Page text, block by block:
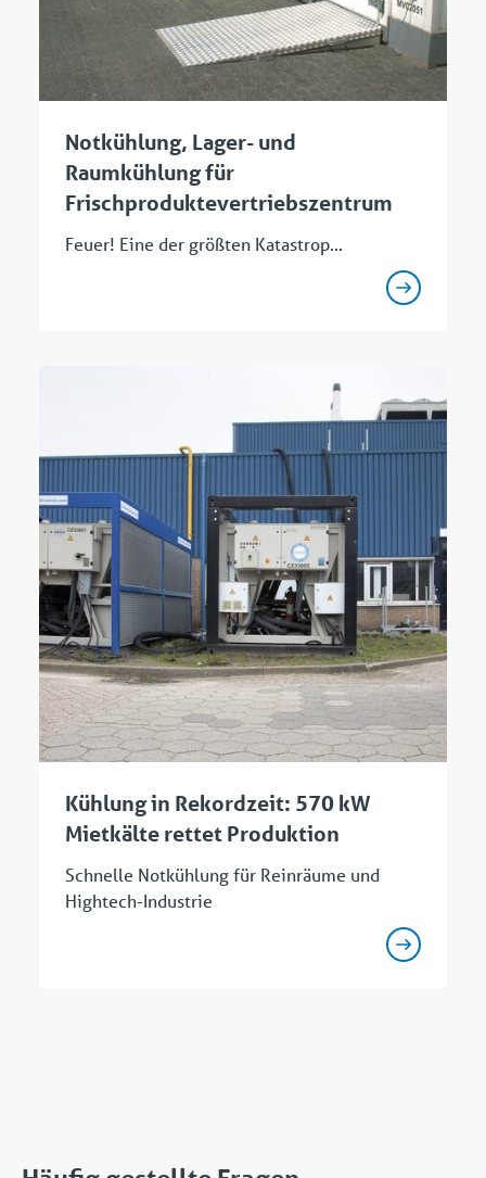
Notkühlung, Lager- und
Raumkühlung für
Frischproduktevertriebszentrum
Feuer! Eine der größten Katastrop...
Kühlung in Rekordzeit: 570 kW
Mietkälte rettet Produktion
Schnelle Notkühlung für Reinräume und
Hightech-Industrie